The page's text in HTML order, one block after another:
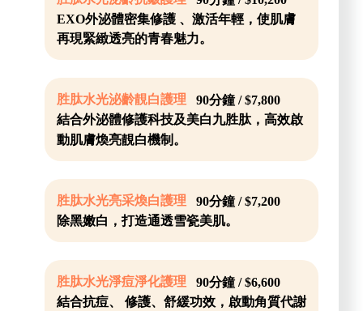
EXO外泌體密集修護 、激活年輕，使肌膚
再現緊緻透亮的青春魅力。
胜肽水光泌齡靚白護理 90分鐘 / $7,800
結合外泌體修護科技及美白九胜肽，高效啟
動肌膚煥亮靚白機制。
胜肽水光亮采煥白護理 90分鐘 / $7,200
除黑嫩白，打造通透雪瓷美肌。
胜肽水光淨痘淨化護理 90分鐘 / $6,600
結合抗痘、 修護、舒緩功效，啟動角質代謝